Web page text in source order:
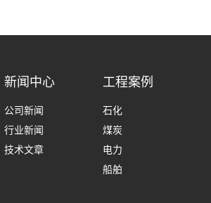
新闻中心
公司新闻
行业新闻
技术文章
工程案例
石化
煤炭
电力
船舶